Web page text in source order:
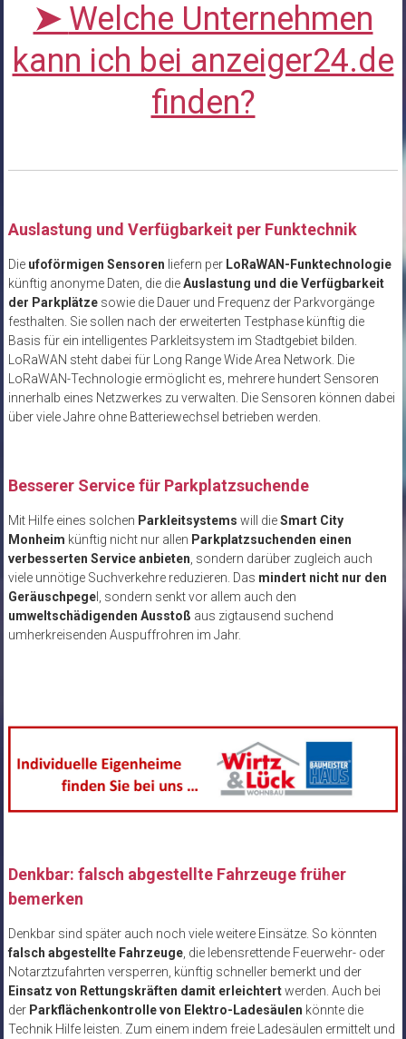
➤ Welche Unternehmen
kann ich bei anzeiger24.de
finden?
Auslastung und Verfügbarkeit per Funktechnik
Die ufoförmigen Sensoren liefern per LoRaWAN-Funktechnologie
künftig anonyme Daten, die dieAuslastung und die Verfügbarkeit
der Parkplätzesowie die Dauer und Frequenz der Parkvorgänge
festhalten. Sie sollen nach der erweiterten Testphase künftig die
Basis für ein intelligentes Parkleitsystem im Stadtgebiet bilden.
LoRaWAN steht dabei für Long Range Wide Area Network. Die
LoRaWAN-Technologie ermöglicht es, mehrere hundert Sensoren
innerhalb eines Netzwerkes zu verwalten. Die Sensoren können dabei
über viele Jahre ohne Batteriewechsel betrieben werden.
Besserer Service für Parkplatzsuchende
Mit Hilfe eines solchen Parkleitsystems will dieSmart City
Monheim künftig nicht nur allen Parkplatzsuchenden einen
verbesserten Service anbieten , sondern darüber zugleich auch
viele unnötige Suchverkehre reduzieren. Das mindert nicht nur den
Geräuschpegel, sondern senkt vor allem auch den
umweltschädigenden Ausstoß aus zigtausend suchend
umherkreisenden Auspuffrohren im Jahr.
Denkbar: falsch abgestellte Fahrzeuge früher
bemerken
Denkbar sind später auch noch viele weitere Einsätze. So könnten
falsch abgestellte Fahrzeuge, die lebensrettende Feuerwehr- oder
Notarztzufahrten versperren, künftig schneller bemerkt und der
Einsatz von Rettungskräften damit erleichtertwerden. Auch bei
der Parkflächenkontrolle von Elektro-Ladesäulen könnte die
Technik Hilfe leisten. Zum einem indem freie Ladesäulen ermittelt und